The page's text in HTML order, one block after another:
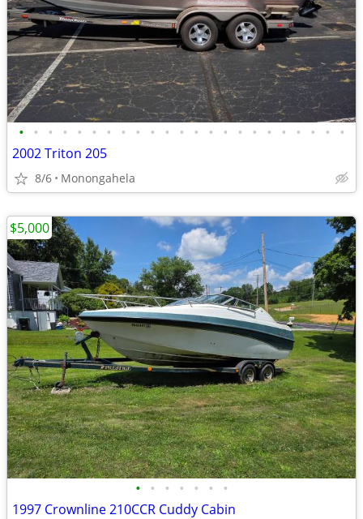
• • • • • • • • • • • • • • • • • • • • • • •
2002 Triton 205
8/6 Monongahela
• • • • • • •
1997 Crownline 210CCR Cuddy Cabin
$5,000